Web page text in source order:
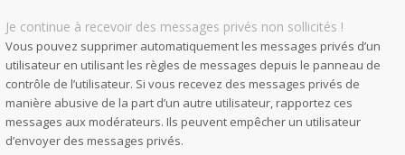
Je continue à recevoir des messages privés non sollicités !
Vous pouvez supprimer automatiquement les messages privés d’un
utilisateur en utilisant les règles de messages depuis le panneau de
contrôle de l’utilisateur. Si vous recevez des messages privés de
manière abusive de la part d’un autre utilisateur, rapportez ces
messages aux modérateurs. Ils peuvent empêcher un utilisateur
d’envoyer des messages privés.